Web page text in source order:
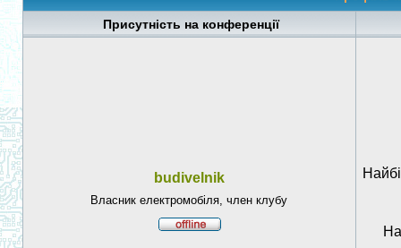
Присутність на конференції
budivelnik
Власник електромобіля, член клубу